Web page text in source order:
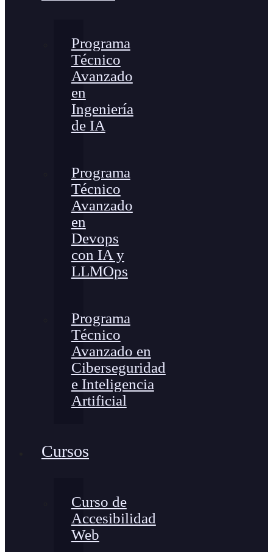
Programa
Técnico
Avanzado
en
Ingeniería
de IA
Programa
Técnico
Avanzado
en
Devops
con IA y
LLMOps
Programa
Técnico
Avanzado en
Ciberseguridad
e Inteligencia
Artificial
Cursos
Curso de
Accesibilidad
Web